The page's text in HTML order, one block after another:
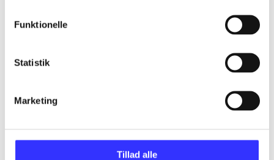
Funktionelle
Statistik
Marketing
Tillad alle
...
Gå til serien